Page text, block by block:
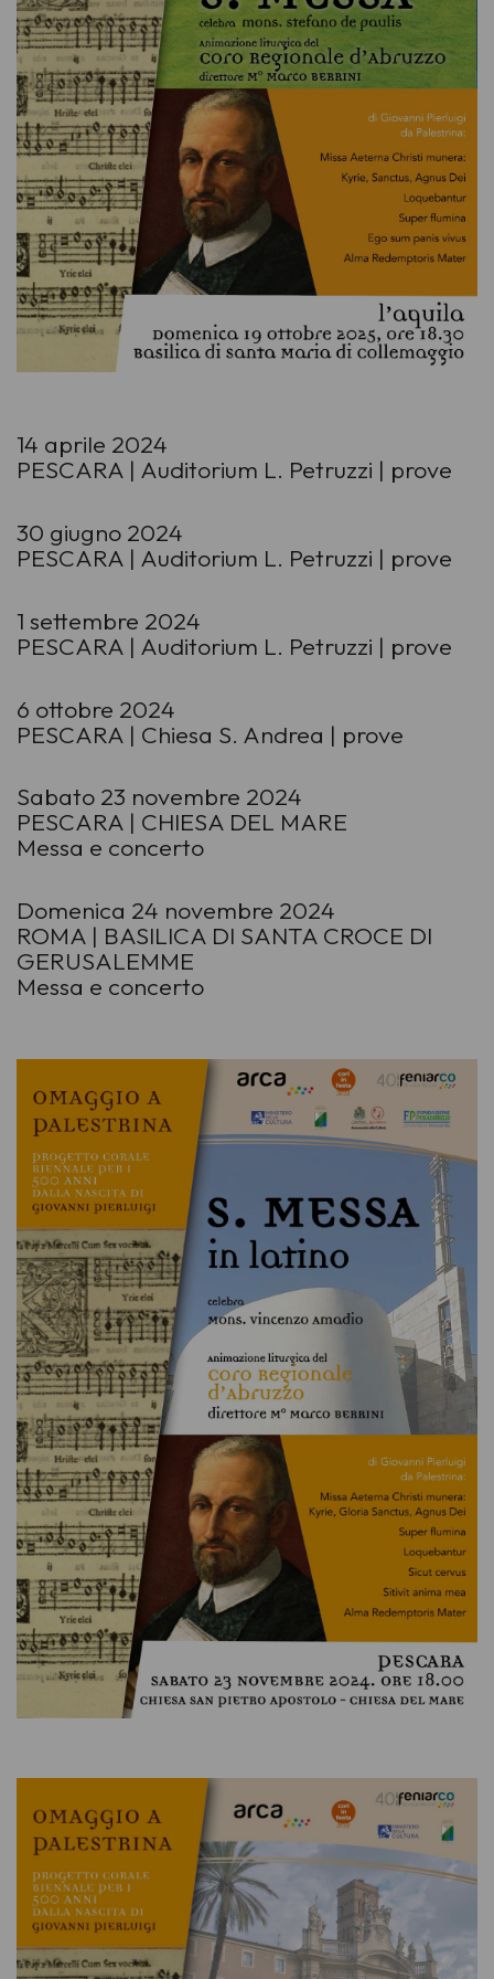
14 aprile 2024
PESCARA | Auditorium L. Petruzzi | prove
30 giugno 2024
PESCARA | Auditorium L. Petruzzi | prove
1 settembre 2024
PESCARA | Auditorium L. Petruzzi | prove
6 ottobre 2024
PESCARA | Chiesa S. Andrea | prove
Sabato 23 novembre 2024
PESCARA | CHIESA DEL MARE
Messa e concerto
Domenica 24 novembre 2024
ROMA | BASILICA DI SANTA CROCE DI
GERUSALEMME
Messa e concerto